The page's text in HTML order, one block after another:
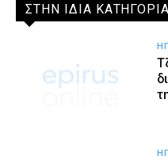
ΣΤΗΝ ΙΔΙΑ ΚΑΤΗΓΟΡΙΑ